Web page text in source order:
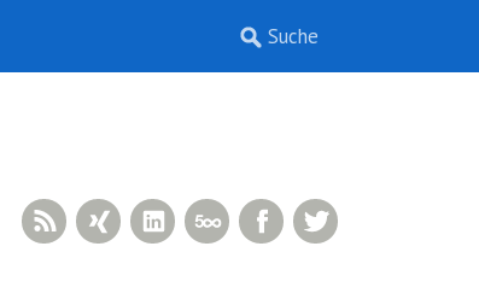
Facebook
500px
LinkedIn
Xing
RSS Feed